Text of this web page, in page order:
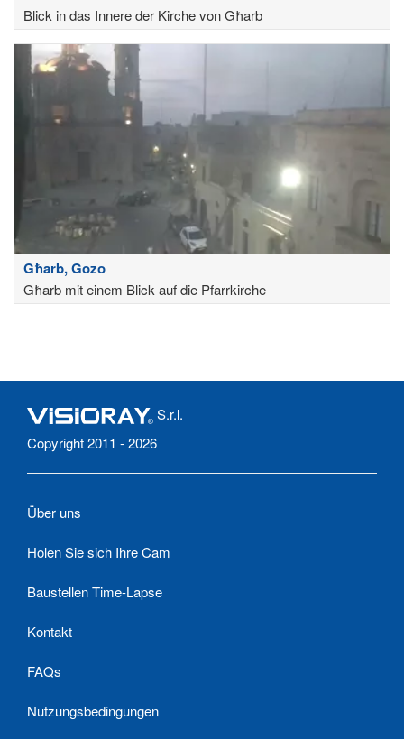
Blick in das Innere der Kirche von Għarb
Għarb, Gozo
Għarb mit einem Blick auf die Pfarrkirche
S.r.l.
Copyright 2011 - 2026
Über uns
Holen Sie sich Ihre Cam
Baustellen Time-Lapse
Kontakt
FAQs
Nutzungsbedingungen